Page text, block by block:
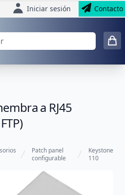
Iniciar sesión Contacto
a RJ45
Patch panel
configurable
Keystone
110